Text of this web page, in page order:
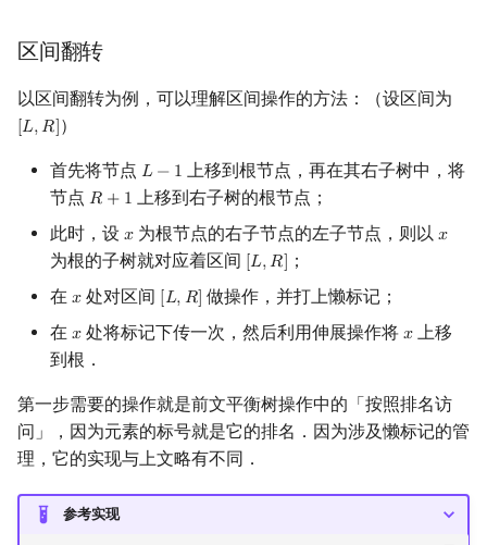
区间翻转
以区间翻转为例，可以理解区间操作的方法：（设区间为
[𝐿,𝑅]
[L,R] ）
首先将节点 𝐿− 1
L− 1
上移到根节点，再在其右子树中，将
节点 𝑅 + 1
R+ 1
上移到右子树的根节点；
此时，设 𝑥
x 为根节点的右子节点的左子节点，则以𝑥
x
为根的子树就对应着区间 [𝐿,𝑅]
[L,R]
；
在 𝑥
x 处对区间 [𝐿,𝑅]
[L,R] 做操作，并打上懒标记；
在 𝑥
x 处将标记下传一次，然后利用伸展操作将𝑥
x 上移
到根．
第一步需要的操作就是前文平衡树操作中的「按照排名访
问」，因为元素的标号就是它的排名．因为涉及懒标记的管
理，它的实现与上文略有不同．
参考实现